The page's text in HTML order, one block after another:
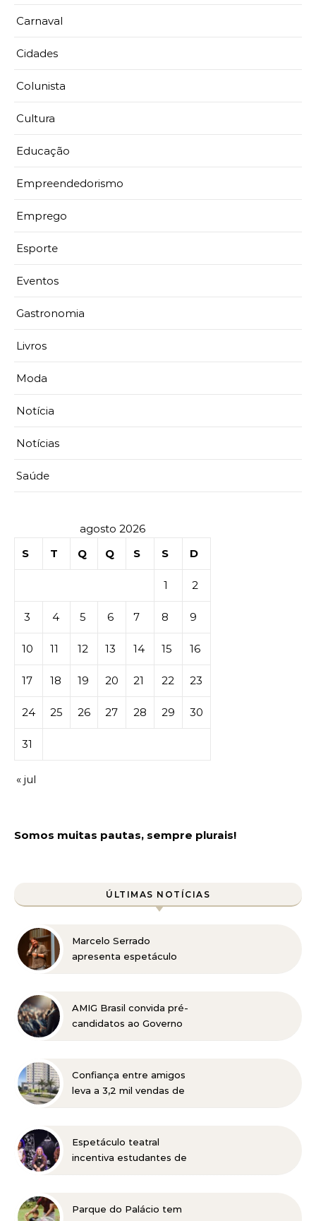
Carnaval
Cidades
Colunista
Cultura
Educação
Empreendedorismo
Emprego
Esporte
Eventos
Gastronomia
Livros
Moda
Notícia
Notícias
Saúde
agosto 2026
S
T Q Q S S D
1 2
3 4 5 6 7 8 9
10 11 12 13 14 15 16
17 18 19 20 21 22 23
24 25 26 27 28 29 30
31
« jul
Somos muitas pautas, sempre plurais!
ÚLTIMAS NOTÍCIAS
Marcelo Serrado
apresenta espetáculo
AMIG Brasil convida pré-
candidatos ao Governo
para os municípios
mineradores e afetados
Confiança entre amigos
leva a 3,2 mil vendas de
Espetáculo teatral
incentiva estudantes de
profissional
Parque do Palácio tem